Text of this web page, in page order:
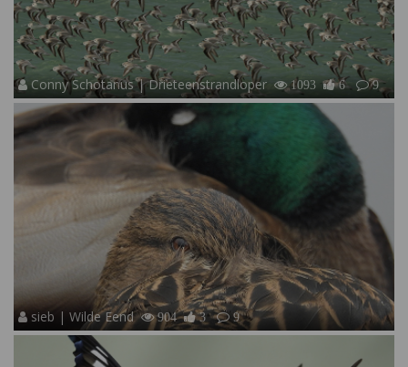
Conny Schotanus | Drieteenstrandloper 1093 6 9
sieb | Wilde Eend 904 3 9